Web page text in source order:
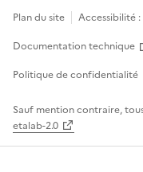
Plan du site Accessibilité
Documentation technique
Politique de confidentialité
Sauf mention contraire,
etalab-2.0